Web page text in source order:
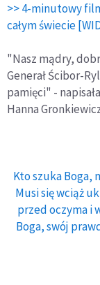
>> 4-minutowy
całym świecie
"Nasz mądry,
Generał Ścibor-
pamięci" -
Hanna
Kto szuka Boga,
Musi się wciąż
przed oczyma i
Boga, swój